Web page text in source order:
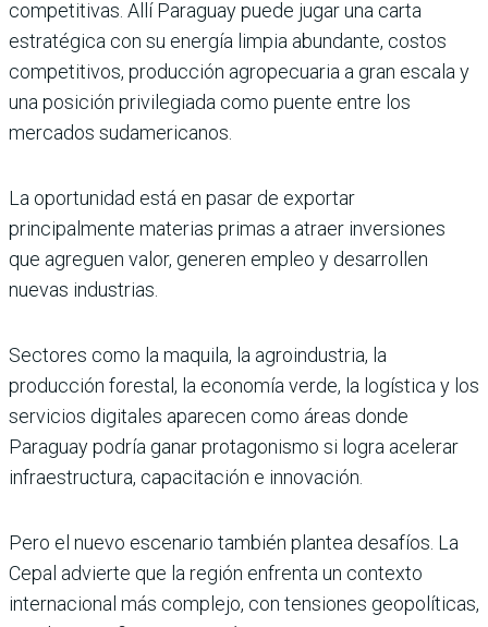
competitivas. Allí Paraguay puede jugar una carta
estratégica con su energía limpia abundante, costos
competitivos, producción agropecuaria a gran escala y
una posición privilegiada como puente entre los
mercados sudamericanos.
La oportunidad está en pasar de exportar
principalmente materias primas a atraer inversiones
que agreguen valor, generen empleo y desarrollen
nuevas industrias.
Sectores como la maquila, la agroindustria, la
producción forestal, la economía verde, la logística y los
servicios digitales aparecen como áreas donde
Paraguay podría ganar protagonismo si logra acelerar
infraestructura, capacitación e innovación.
Pero el nuevo escenario también plantea desafíos. La
Cepal advierte que la región enfrenta un contexto
internacional más complejo, con tensiones geopolíticas,